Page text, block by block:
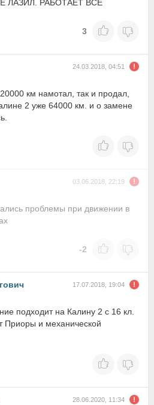
ЛАЗИЛ. РАБОТАЕТ ВСЁ
3
24.03.2018, 04:51
км намотал, так и продал,
2 уже 64000 км. и о замене
03.06.2018, 22:19
проблемы при движении в
-2
17.07.2018, 19:04
подходит на Калину 2 с 16 кл.
Приоры и механической
28.06.2020, 11:34